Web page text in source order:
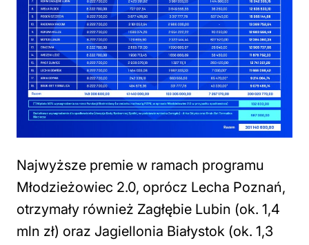
Najwyższe premie w ramach programu
Młodzieżowiec 2.0, oprócz Lecha Poznań,
otrzymały również Zagłębie Lubin (ok. 1,4
mln zł) oraz Jagiellonia Białystok (ok. 1,3